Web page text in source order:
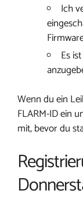
Ich
Es
Wenn du ein
FLARM-ID ein
mit, bevor du